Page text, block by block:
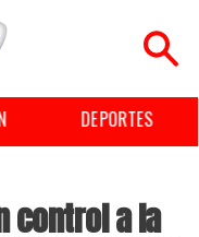
DEPORTES
control a la